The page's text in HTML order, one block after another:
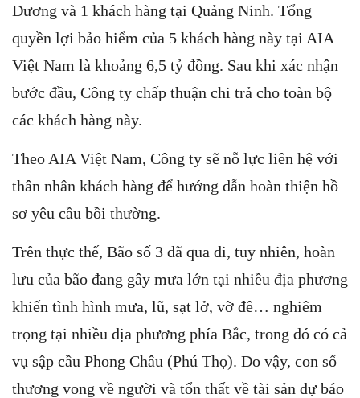
Dương và 1 khách hàng tại Quảng Ninh. Tổng
quyền lợi bảo hiểm của 5 khách hàng này tại AIA
Việt Nam là khoảng 6,5 tỷ đồng. Sau khi xác nhận
bước đầu, Công ty chấp thuận chi trả cho toàn bộ
các khách hàng này.
Theo AIA Việt Nam, Công ty sẽ nỗ lực liên hệ với
thân nhân khách hàng để hướng dẫn hoàn thiện hồ
sơ yêu cầu bồi thường.
Trên thực thế, Bão số 3 đã qua đi, tuy nhiên, hoàn
lưu của bão đang gây mưa lớn tại nhiều địa phương
khiến tình hình mưa, lũ, sạt lở, vỡ đê… nghiêm
trọng tại nhiều địa phương phía Bắc, trong đó có cả
vụ sập cầu Phong Châu (Phú Thọ). Do vậy, con số
thương vong về người và tổn thất về tài sản dự báo